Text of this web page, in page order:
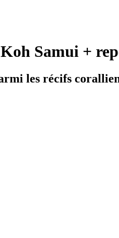
Samui +
les récifs